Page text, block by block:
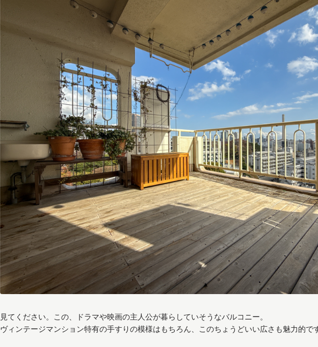
見てください。この、ドラマや映画の主人公が暮らしていそうなバルコニー。
ヴィンテージマンション特有の手すりの模様はもちろん、このちょうどいい広さも魅力的で